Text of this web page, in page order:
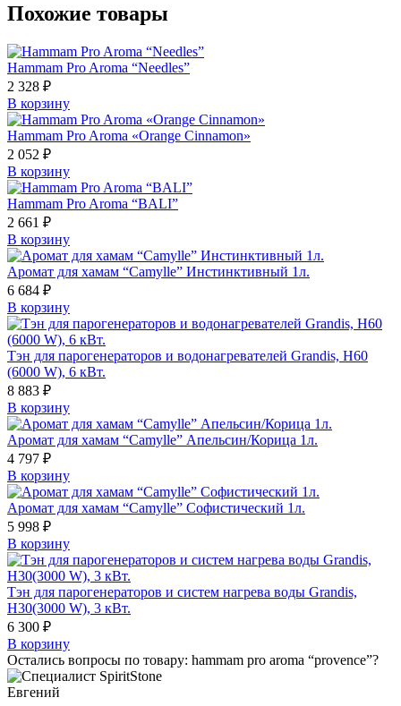
Похожие товары
Hammam Pro Aroma “Needles”
2 328 ₽
В корзину
Hammam Pro Aroma «Orange Cinnamon»
2 052 ₽
В корзину
Hammam Pro Aroma “BALI”
2 661 ₽
В корзину
Аромат для хамам “Camylle” Инстинктивный 1л.
6 684 ₽
В корзину
Тэн для парогенераторов и водонагревателей Grandis, H60
(6000 W), 6 кВт.
8 883 ₽
В корзину
Аромат для хамам “Camylle” Апельсин/Корица 1л.
4 797 ₽
В корзину
Аромат для хамам “Camylle” Софистический 1л.
5 998 ₽
В корзину
Тэн для парогенераторов и систем нагрева воды Grandis,
H30(3000 W), 3 кВт.
6 300 ₽
В корзину
Остались вопросы по товару: hammam pro aroma “provence”?
Евгений